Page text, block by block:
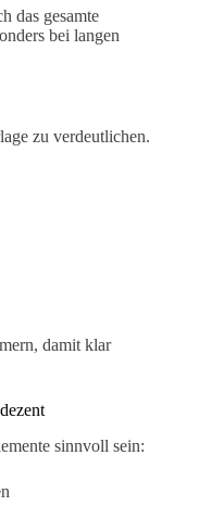
das gesamte
bei langen
zu verdeutlichen.
damit klar
sinnvoll sein: